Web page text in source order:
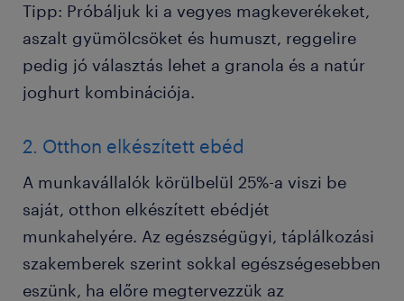
Tipp: Próbáljuk ki a vegyes magkeverékeket,
aszalt gyümölcsöket és humuszt, reggelire
pedig jó választás lehet a granola és a natúr
joghurt kombinációja.
2. Otthon elkészített ebéd
A munkavállalók körülbelül 25%-a viszi be
saját, otthon elkészített ebédjét
munkahelyére. Az egészségügyi, táplálkozási
szakemberek szerint sokkal egészségesebben
eszünk, ha előre megtervezzük az